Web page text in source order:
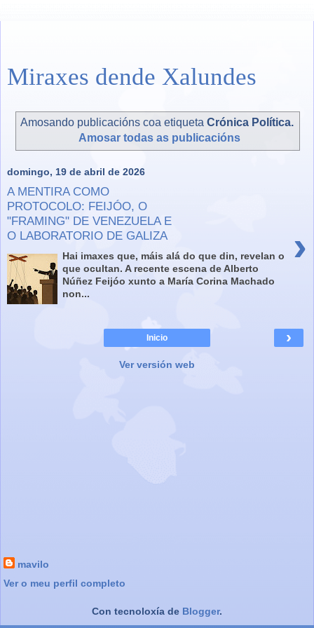
Miraxes dende Xalundes
Amosando publicacións coa etiqueta Crónica Política.
Amosar todas as publicacións
domingo, 19 de abril de 2026
A MENTIRA COMO
PROTOCOLO: FEIJÓO, O
"FRAMING" DE VENEZUELA E
O LABORATORIO DE GALIZA
›
Hai imaxes que, máis alá do que din, revelan o
que ocultan. A recente escena de Alberto
Núñez Feijóo xunto a María Corina Machado
non...
›
Inicio
Ver versión web
mavilo
Ver o meu perfil completo
Con tecnoloxía de Blogger.